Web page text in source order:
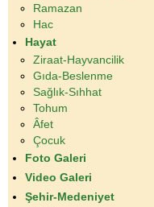
Ramazan
Hac
Hayat
Ziraat-Hayvancilik
Gıda-Beslenme
Sağlık-Sıhhat
Tohum
Âfet
Çocuk
Foto Galeri
Video Galeri
Şehir-Medeniyet